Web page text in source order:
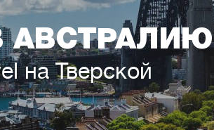
на Тверской